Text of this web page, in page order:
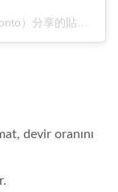
2018, 3 Haziran, 14 Mayıs 07:39
devir oranını